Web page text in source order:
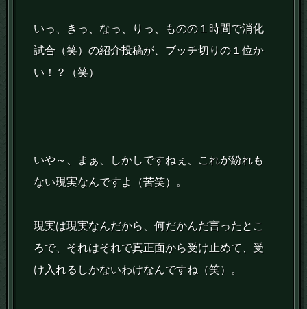
いっ、きっ、なっ、りっ、ものの１時間で消化
試合（笑）の紹介投稿が、ブッチ切りの１位か
い！？（笑）
いや～、まぁ、しかしですねぇ、これが紛れも
ない現実なんですよ（苦笑）。
現実は現実なんだから、何だかんだ言ったとこ
ろで、それはそれで真正面から受け止めて、受
け入れるしかないわけなんですね（笑）。